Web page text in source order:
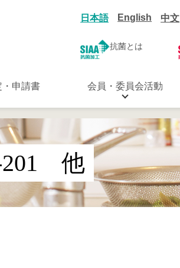
日本語 English 中文
抗菌とは
・申請書 会員・委員会活動
201 他